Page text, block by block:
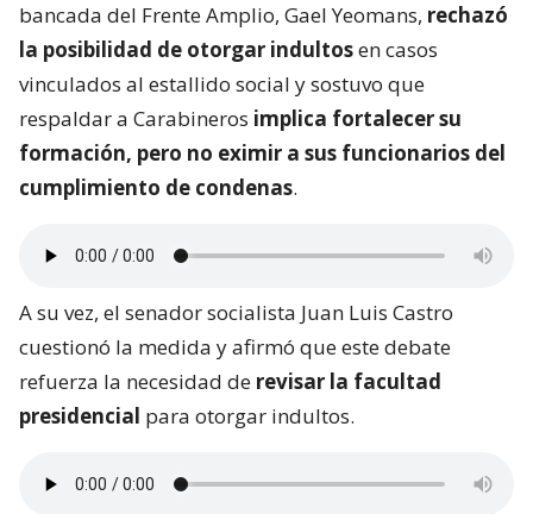
bancada del Frente Amplio, Gael Yeomans, rechazó
la posibilidad de otorgar indultosen casos
vinculados al estallido social y sostuvo que
respaldar a Carabineros implica fortalecer su
formación, pero no eximir a sus funcionarios del
cumplimiento de condenas.
A su vez, el senador socialista Juan Luis Castro
cuestionó la medida y afirmó que este debate
refuerza la necesidad de revisar la facultad
presidencial para otorgar indultos.